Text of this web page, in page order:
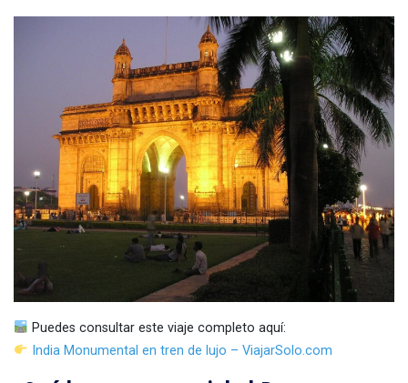
Puedes consultar este viaje completo aquí:
India Monumental en tren de lujo – ViajarSolo.com